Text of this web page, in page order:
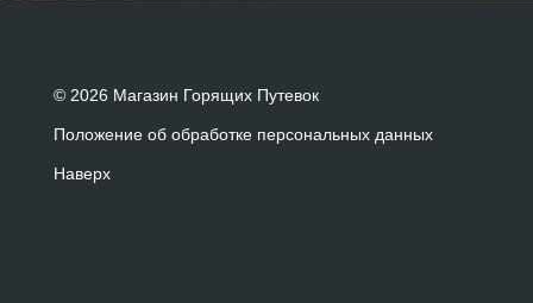
© 2026 Магазин Горящих Путевок
Положение об обработке персональных данных
Наверх